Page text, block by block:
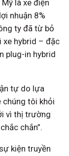
là xe điện
nhuận 8%
ty đã từ bỏ
xe hybrid – đặc
plug-in hybrid
tự do lựa
chúng tôi khỏi
vì thị trường
chắn”.
kiện truyền